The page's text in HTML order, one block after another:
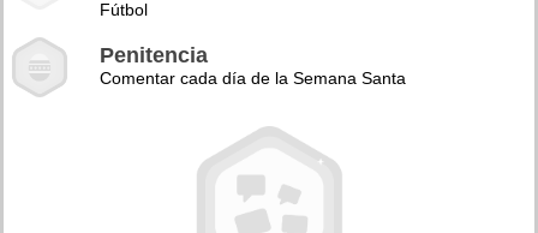
Fútbol
Penitencia
Comentar cada día de la Semana Santa